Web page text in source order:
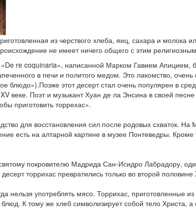
из черствого хлеба, яиц, сахара и молока
не имеет ничего общего с этим
re coquinaria», написанной Марком Гавием Апицием,
в печи и политого медом. Это лакомство, очень
блюдо»).Позже этот десерт стал очень популярен в
веке. Поэт и музыкант Хуан де ла Энсина в своей
приготовить торрехас».
для восстановления сил после родовых схваток. На
есть на алтарной картине в музее Понтеведры. Кроме
покровителю Мадрида Сан-Исидро Лабрадору,
торрихас превратились только во второй половине
нельзя употреблять мясо. Торрихас, приготовленные
К тому же хлеб символизирует собой тело Христа, а